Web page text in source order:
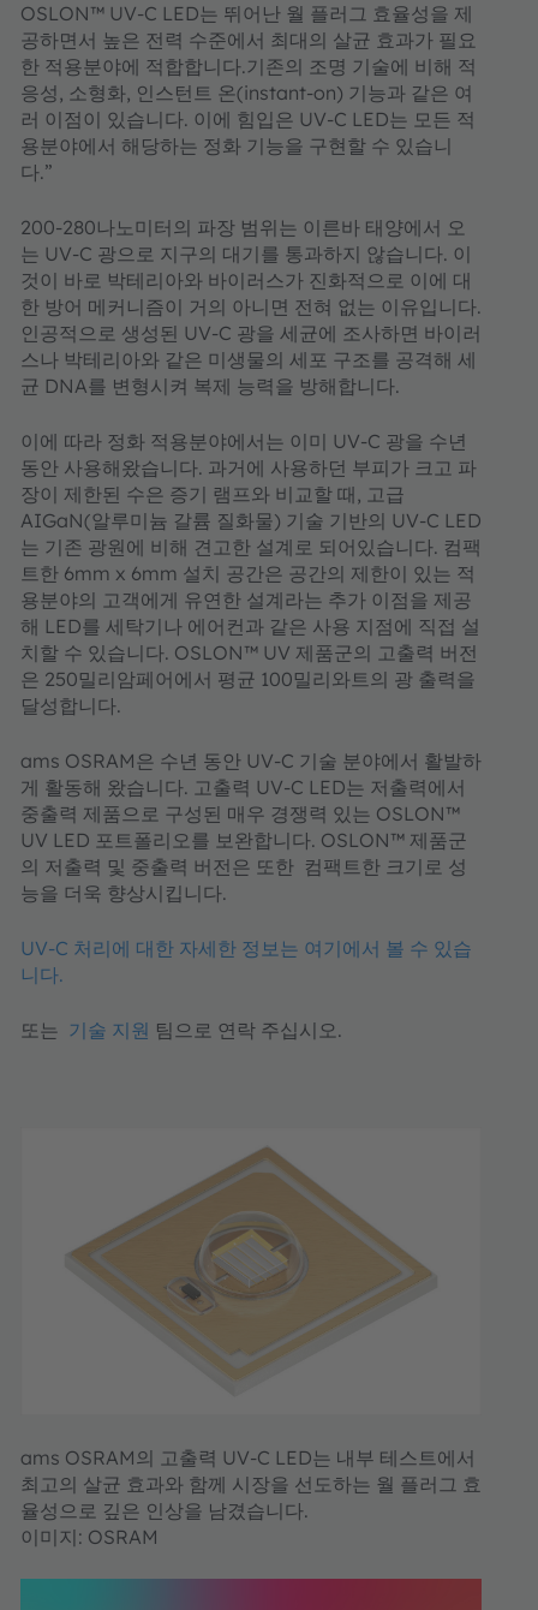
OSLON™ UV-C LED는 뛰어난 월 플러그 효율성을 제
공하면서 높은 전력 수준에서 최대의 살균 효과가 필요
한 적용분야에 적합합니다.기존의 조명 기술에 비해 적
응성, 소형화, 인스턴트 온(instant-on) 기능과 같은 여
러 이점이 있습니다. 이에 힘입은 UV-C LED는 모든 적
용분야에서 해당하는 정화 기능을 구현할 수 있습니
다.”
200-280나노미터의 파장 범위는 이른바 태양에서 오
는 UV-C 광으로 지구의 대기를 통과하지 않습니다. 이
것이 바로 박테리아와 바이러스가 진화적으로 이에 대
한 방어 메커니즘이 거의 아니면 전혀 없는 이유입니다.
인공적으로 생성된 UV-C 광을 세균에 조사하면 바이러
스나 박테리아와 같은 미생물의 세포 구조를 공격해 세
균 DNA를 변형시켜 복제 능력을 방해합니다.
이에 따라 정화 적용분야에서는 이미 UV-C 광을 수년
동안 사용해왔습니다. 과거에 사용하던 부피가 크고 파
장이 제한된 수은 증기 램프와 비교할 때, 고급
AIGaN(알루미늄 갈륨 질화물) 기술 기반의 UV-C LED
는 기존 광원에 비해 견고한 설계로 되어있습니다. 컴팩
트한 6mm x 6mm 설치 공간은 공간의 제한이 있는 적
용분야의 고객에게 유연한 설계라는 추가 이점을 제공
해 LED를 세탁기나 에어컨과 같은 사용 지점에 직접 설
치할 수 있습니다. OSLON™ UV 제품군의 고출력 버전
은 250밀리암페어에서 평균 100밀리와트의 광 출력을
달성합니다.
ams OSRAM은 수년 동안 UV-C 기술 분야에서 활발하
게 활동해 왔습니다. 고출력 UV-C LED는 저출력에서
중출력 제품으로 구성된 매우 경쟁력 있는 OSLON™
UV LED 포트폴리오를 보완합니다. OSLON™ 제품군
의 저출력 및 중출력 버전은 또한 컴팩트한 크기로 성
능을 더욱 향상시킵니다.
UV-C 처리에 대한 자세한 정보는 여기에서 볼 수 있습
니다.
또는 기술 지원 팀으로 연락 주십시오.
ams OSRAM의 고출력 UV-C LED는 내부 테스트에서
최고의 살균 효과와 함께 시장을 선도하는 월 플러그 효
율성으로 깊은 인상을 남겼습니다.
이미지: OSRAM